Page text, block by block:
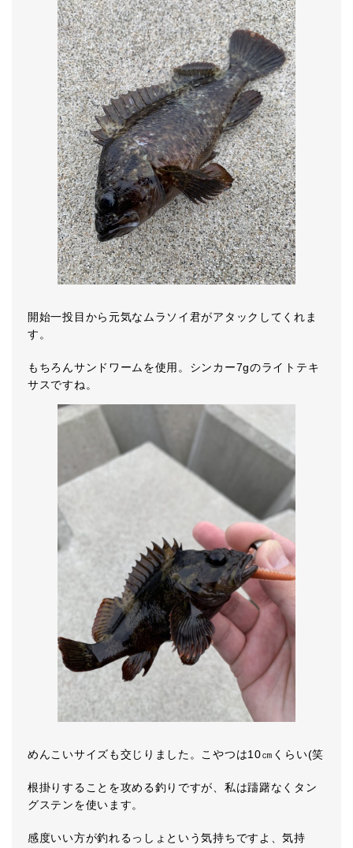
開始一投目から元気なムラソイ君がアタックしてくれま
す。
もちろんサンドワームを使用。シンカー7gのライトテキ
サスですね。
めんこいサイズも交じりました。こやつは10㎝くらい(笑
根掛りすることを攻める釣りですが、私は躊躇なくタン
グステンを使います。
感度いい方が釣れるっしょという気持ちですよ、気持